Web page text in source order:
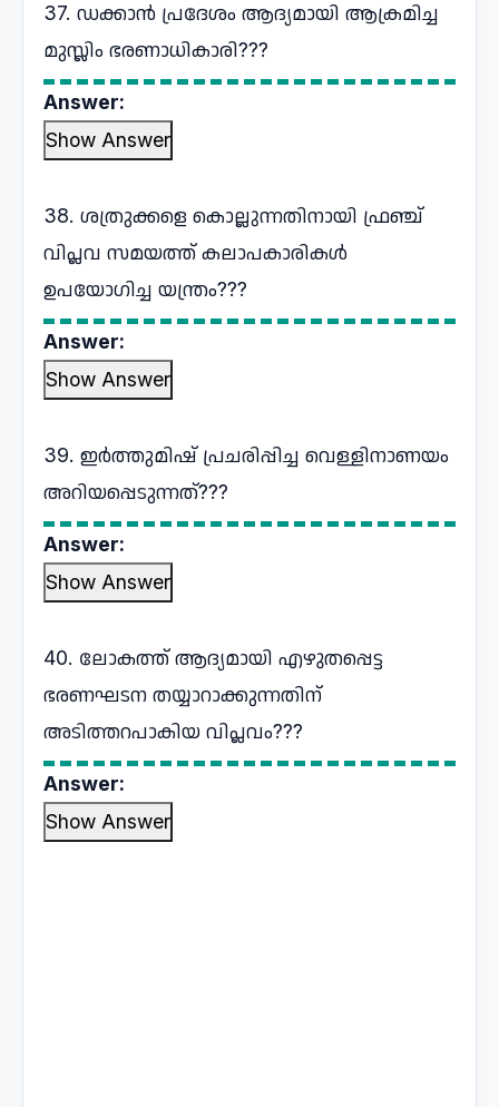
37. ഡക്കാൻ പ്രദേശം ആദ്യമായി ആക്രമിച്ച
മുസ്ലിം ഭരണാധികാരി???
Answer:
Show Answer
38. ശത്രുക്കളെ കൊല്ലുന്നതിനായി ഫ്രഞ്ച്
വിപ്ലവ സമയത്ത് കലാപകാരികൾ
ഉപയോഗിച്ച യന്ത്രം???
Answer:
Show Answer
39. ഇർത്തുമിഷ് പ്രചരിപ്പിച്ച വെള്ളിനാണയം
അറിയപ്പെടുന്നത്???
Answer:
Show Answer
40. ലോകത്ത് ആദ്യമായി എഴുതപ്പെട്ട
ഭരണഘടന തയ്യാറാക്കുന്നതിന്
അടിത്തറപാകിയ വിപ്ലവം???
Answer:
Show Answer